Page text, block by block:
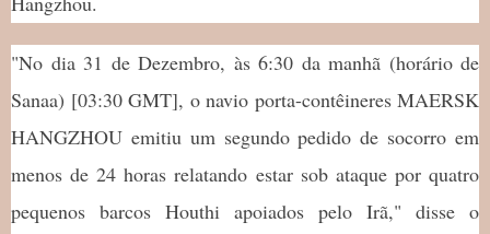
"No dia 31 de Dezembro, às 6:30 da manhã (horário de
Sanaa) [03:30 GMT], o navio porta-contêineres MAERSK
HANGZHOU emitiu um segundo pedido de socorro em
menos de 24 horas relatando estar sob ataque por quatro
pequenos barcos Houthi apoiados pelo Irã," disse o